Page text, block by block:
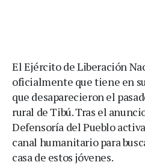
El Ejército de Liberación
oficialmente que tiene en
que desaparecieron el
rural de Tibú. Tras el
Defensoría del Pueblo
canal humanitario para
casa de estos jóvenes.